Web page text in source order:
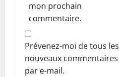
mon prochain
commentaire.
Prévenez-moi de tous les
nouveaux commentaires
par e-mail.